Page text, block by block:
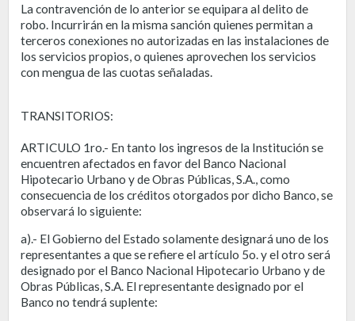
La contravención de lo anterior se equipara al delito de
robo. Incurrirán en la misma sanción quienes permitan a
terceros conexiones no autorizadas en las instalaciones de
los servicios propios, o quienes aprovechen los servicios
con mengua de las cuotas señaladas.
TRANSITORIOS:
ARTICULO 1ro.- En tanto los ingresos de la Institución se
encuentren afectados en favor del Banco Nacional
Hipotecario Urbano y de Obras Públicas, S.A., como
consecuencia de los créditos otorgados por dicho Banco, se
observará lo siguiente:
a).- El Gobierno del Estado solamente designará uno de los
representantes a que se refiere el artículo 5o. y el otro será
designado por el Banco Nacional Hipotecario Urbano y de
Obras Públicas, S.A. El representante designado por el
Banco no tendrá suplente: